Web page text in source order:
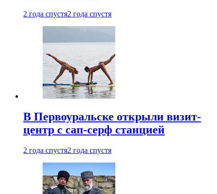
2 года спустя2 года спустя
В Первоуральске открыли визит-
центр с сап-серф станцией
2 года спустя2 года спустя